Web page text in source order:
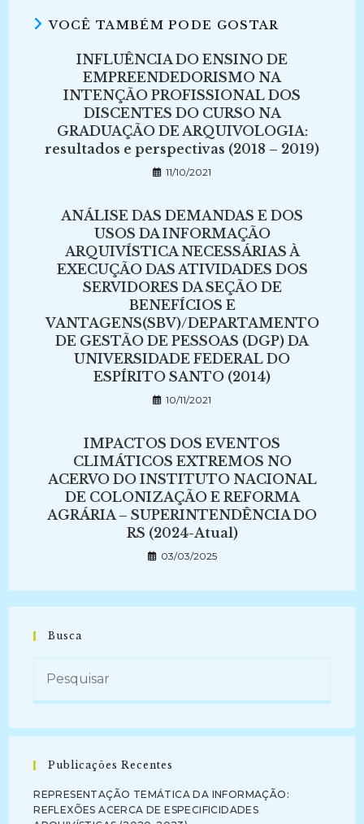
VOCÊ TAMBÉM PODE GOSTAR
INFLUÊNCIA DO ENSINO DE
EMPREENDEDORISMO NA
INTENÇÃO PROFISSIONAL DOS
DISCENTES DO CURSO NA
GRADUAÇÃO DE ARQUIVOLOGIA:
resultados e perspectivas (2018 – 2019)
11/10/2021
ANÁLISE DAS DEMANDAS E DOS
USOS DA INFORMAÇÃO
ARQUIVÍSTICA NECESSÁRIAS À
EXECUÇÃO DAS ATIVIDADES DOS
SERVIDORES DA SEÇÃO DE
BENEFÍCIOS E
VANTAGENS(SBV)/DEPARTAMENTO
DE GESTÃO DE PESSOAS (DGP) DA
UNIVERSIDADE FEDERAL DO
ESPÍRITO SANTO (2014)
10/11/2021
IMPACTOS DOS EVENTOS
CLIMÁTICOS EXTREMOS NO
ACERVO DO INSTITUTO NACIONAL
DE COLONIZAÇÃO E REFORMA
AGRÁRIA – SUPERINTENDÊNCIA DO
RS (2024-Atual)
03/03/2025
Busca
Publicações Recentes
REPRESENTAÇÃO TEMÁTICA DA INFORMAÇÃO:
REFLEXÕES ACERCA DE ESPECIFICIDADES